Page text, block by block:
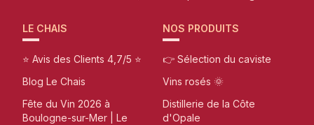
LE CHAIS
⭐ Avis des Clients 4,7/5 ⭐
Blog Le Chais
Fête du Vin 2026 à
Boulogne-sur-Mer | Le
NOS PRODUITS
👉 Sélection du caviste
Vins rosés 🌞
Distillerie de la Côte
d'Opale